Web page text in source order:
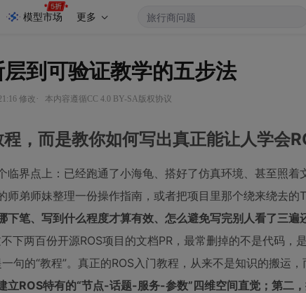
模型市场 更多
到可验证教学的五步法
修改 · 本内容遵循CC 4.0 BY-SA版权协议
，而是教你如何写出真正能让人学会
临界点上：已经跑通了小海龟、搭好了仿真环境、甚至照着
弟师妹整理一份操作指南，或者把项目里那个绕来绕去的
下笔、写到什么程度才算有效、怎么避免写完别人看了三遍
下两百份开源ROS项目的文档PR，最常删掉的不是代码，
句的“教程”。真正的ROS入门教程，从来不是知识的搬运，
立ROS特有的“节点-话题-服务-参数”四维空间直觉；第二